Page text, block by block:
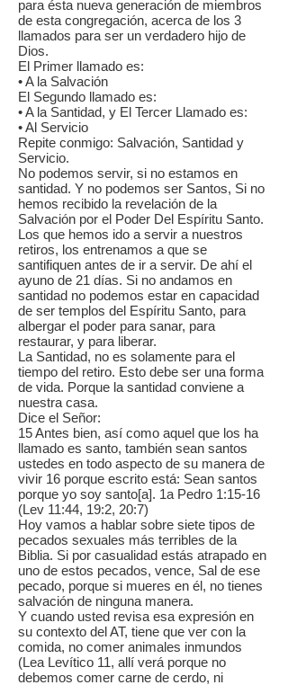
para ésta nueva generación de miembros
de esta congregación, acerca de los 3
llamados para ser un verdadero hijo de
Dios.
El Primer llamado es:
• A la Salvación
El Segundo llamado es:
• A la Santidad, y El Tercer Llamado es:
• Al Servicio
Repite conmigo: Salvación, Santidad y
Servicio.
No podemos servir, si no estamos en
santidad. Y no podemos ser Santos, Si no
hemos recibido la revelación de la
Salvación por el Poder Del Espíritu Santo.
Los que hemos ido a servir a nuestros
retiros, los entrenamos a que se
santifiquen antes de ir a servir. De ahí el
ayuno de 21 días. Si no andamos en
santidad no podemos estar en capacidad
de ser templos del Espíritu Santo, para
albergar el poder para sanar, para
restaurar, y para liberar.
La Santidad, no es solamente para el
tiempo del retiro. Esto debe ser una forma
de vida. Porque la santidad conviene a
nuestra casa.
Dice el Señor:
15 Antes bien, así como aquel que los ha
llamado es santo, también sean santos
ustedes en todo aspecto de su manera de
vivir 16 porque escrito está: Sean santos
porque yo soy santo[a]. 1a Pedro 1:15-16
(Lev 11:44, 19:2, 20:7)
Hoy vamos a hablar sobre siete tipos de
pecados sexuales más terribles de la
Biblia. Si por casualidad estás atrapado en
uno de estos pecados, vence, Sal de ese
pecado, porque si mueres en él, no tienes
salvación de ninguna manera.
Y cuando usted revisa esa expresión en
su contexto del AT, tiene que ver con la
comida, no comer animales inmundos
(Lea Levítico 11, allí verá porque no
debemos comer carne de cerdo, ni